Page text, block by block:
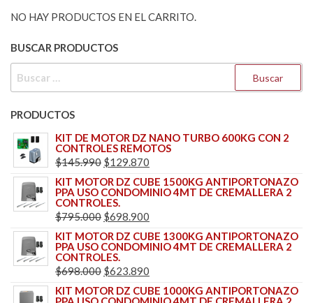
NO HAY PRODUCTOS EN EL CARRITO.
BUSCAR PRODUCTOS
PRODUCTOS
KIT DE MOTOR DZ NANO TURBO 600KG CON 2
CONTROLES REMOTOS
$145.990 EL
PRECIO
ORIGINAL
ERA:
$129.870
PRECIO
ACTUAL
KIT MOTOR DZ CUBE 1500KG ANTIPORTONAZO
PPA USO CONDOMINIO 4MT DE CREMALLERA 2
CONTROLES.
$795.000 EL
PRECIO
ORIGINAL
ERA:
$698.900
PRECIO
ACTUAL
KIT MOTOR DZ CUBE 1300KG ANTIPORTONAZO
PPA USO CONDOMINIO 4MT DE CREMALLERA 2
CONTROLES.
$698.000 EL
PRECIO
$623.890
PRECIO
KIT MOTOR DZ CUBE 1000KG ANTIPORTONAZO